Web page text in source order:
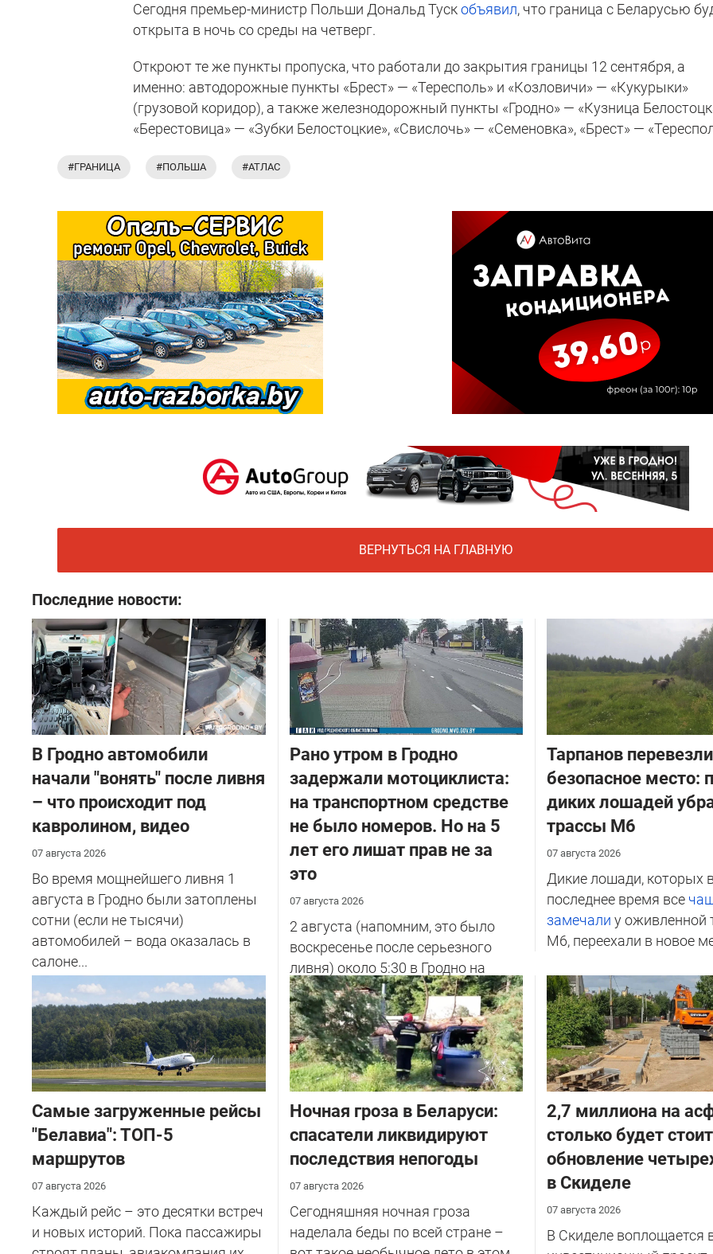
Сегодня премьер-министр Польши Дональд Тускобъявил, что граница с Беларусью
открыта в ночь со среды на четверг.
Откроют те же пункты пропуска, что работали до закрытия границы 12 сентября, а
именно: автодорожные пункты «Брест» — «Тересполь» и «Козловичи» — «Кукурыки»
(грузовой коридор), а также железнодорожный пункты «Гродно» — «Кузница
«Берестовица» — «Зубки Белостоцкие», «Свислочь» — «Семеновка», «Брест» —
#ГРАНИЦА #ПОЛЬША #АТЛАС
ВЕРНУТЬСЯ НА ГЛАВНУЮ
Последние новости:
В Гродно автомобили
начали "вонять" после ливня
– что происходит под
кавролином, видео
07 августа 2026
Во время мощнейшего ливня 1
августа в Гродно были затоплены
сотни (если не тысячи)
автомобилей – вода оказалась в
салоне...
Рано утром в Гродно
задержали мотоциклиста:
на транспортном средстве
не было номеров. Но на 5
лет его лишат прав не за
это
07 августа 2026
2 августа (напомним, это было
воскресенье после серьезного
ливня) около 5:30 в Гродно на
улице Советских Пограничников
у...
Тарпанов
безопасное место:
диких лошадей
трассы М6
07 августа 2026
Дикие лошади, которых
последнее время все
замечали у оживленной
М6, переехали в новое
Самые загруженные рейсы
"Белавиа": ТОП-5
маршрутов
07 августа 2026
Каждый рейс – это десятки встреч
и новых историй. Пока пассажиры
Ночная гроза в Беларуси:
спасатели ликвидируют
последствия непогоды
07 августа 2026
Сегодняшняя ночная гроза
наделала беды по всей стране –
2,7 миллиона на
столько будет
обновление
в Скиделе
07 августа 2026
В Скиделе воплощается